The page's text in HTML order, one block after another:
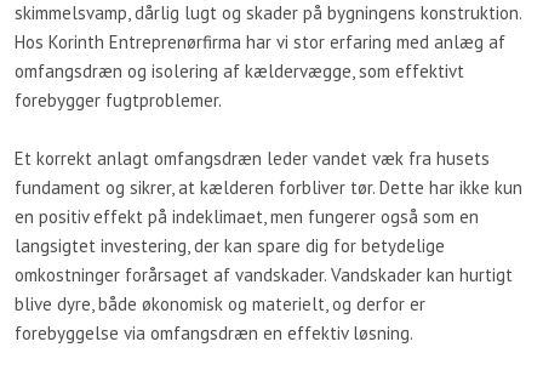
skimmelsvamp, dårlig lugt og skader på bygningens konstruktion.
Hos Korinth Entreprenørfirma har vi stor erfaring med anlæg af
omfangsdræn og isolering af kældervægge, som effektivt
forebygger fugtproblemer.
Et korrekt anlagt omfangsdræn leder vandet væk fra husets
fundament og sikrer, at kælderen forbliver tør. Dette har ikke kun
en positiv effekt på indeklimaet, men fungerer også som en
langsigtet investering, der kan spare dig for betydelige
omkostninger forårsaget af vandskader. Vandskader kan hurtigt
blive dyre, både økonomisk og materielt, og derfor er
forebyggelse via omfangsdræn en effektiv løsning.